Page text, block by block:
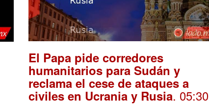
El Papa pide corredores
humanitarios para Sudán y
reclama el cese de ataques a
civiles en Ucrania y Rusia. 05:30